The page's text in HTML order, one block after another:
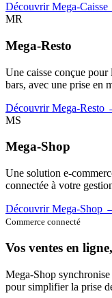
Découvrir Mega-
MR
Mega-Resto
Une caisse conçue pour
bars, avec une prise en
Découvrir Mega-Resto
MS
Mega-Shop
Une solution e-
connectée à votre
Découvrir Mega-Shop
Commerce connecté
Vos ventes en
Mega-Shop
pour simplifier la prise